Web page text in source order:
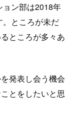
ン部は2018年
ところが未だ
ところが多々あ
発表し会う機会
とをしたいと思